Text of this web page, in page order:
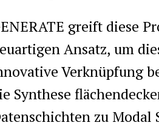
greift diese
Ansatz, um
Verknüpfung
Synthese
zu Modal